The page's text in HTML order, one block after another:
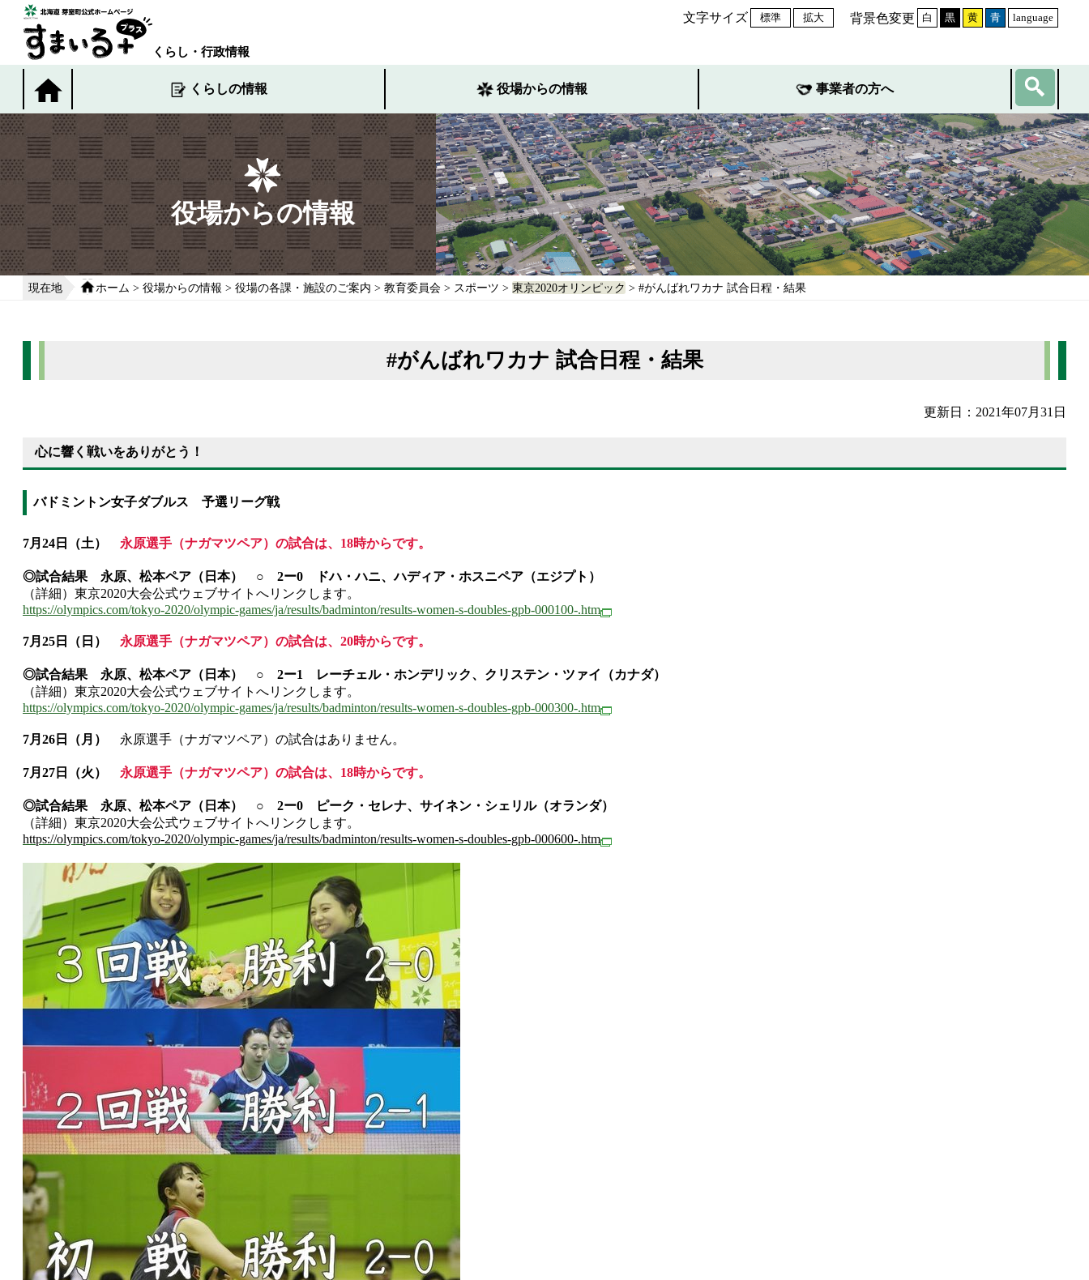
くらし・行政情報
文字サイズ 標準 拡大 背景色変更 白 黒 黄 青 language
くらしの情報 役場からの情報 事業者の方へ
役場からの情報
現在地 ホーム > 役場からの情報 > 役場の各課・施設のご案内 > 教育委員会 > スポーツ > 東京2020オリンピック > #がんばれワカナ 試合日程・結果
#がんばれワカナ 試合日程・結果
更新日：2021年07月31日
心に響く戦いをありがとう！
バドミントン女子ダブルス 予選リーグ戦
7月24日（土） 永原選手（ナガマツペア）の試合は、18時からです。
◎試合結果 永原、松本ペア（日本） ○ 2ー0 ドハ・ハニ、ハディア・ホスニペア（エジプト）
（詳細）東京2020大会公式ウェブサイトへリンクします。
https://olympics.com/tokyo-2020/olympic-games/ja/results/badminton/results-women-s-doubles-gpb-000100-.htm
7月25日（日） 永原選手（ナガマツペア）の試合は、20時からです。
◎試合結果 永原、松本ペア（日本） ○ 2ー1 レーチェル・ホンデリック、クリステン・ツァイ（カナダ）
（詳細）東京2020大会公式ウェブサイトへリンクします。
https://olympics.com/tokyo-2020/olympic-games/ja/results/badminton/results-women-s-doubles-gpb-000300-.htm
7月26日（月） 永原選手（ナガマツペア）の試合はありません。
7月27日（火） 永原選手（ナガマツペア）の試合は、18時からです。
◎試合結果 永原、松本ペア（日本） ○ 2ー0 ピーク・セレナ、サイネン・シェリル（オランダ）
（詳細）東京2020大会公式ウェブサイトへリンクします。
https://olympics.com/tokyo-2020/olympic-games/ja/results/badminton/results-women-s-doubles-gpb-000600-.htm